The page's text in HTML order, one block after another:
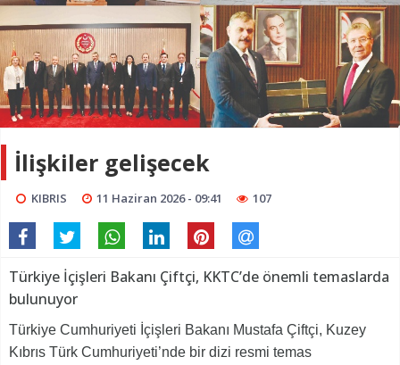
İlişkiler gelişecek
KIBRIS 11 Haziran 2026 - 09:41 107
Türkiye İçişleri Bakanı Çiftçi, KKTC’de önemli temaslarda
bulunuyor
Türkiye Cumhuriyeti İçişleri Bakanı Mustafa Çiftçi, Kuzey
Kıbrıs Türk Cumhuriyeti’nde bir dizi resmi temas